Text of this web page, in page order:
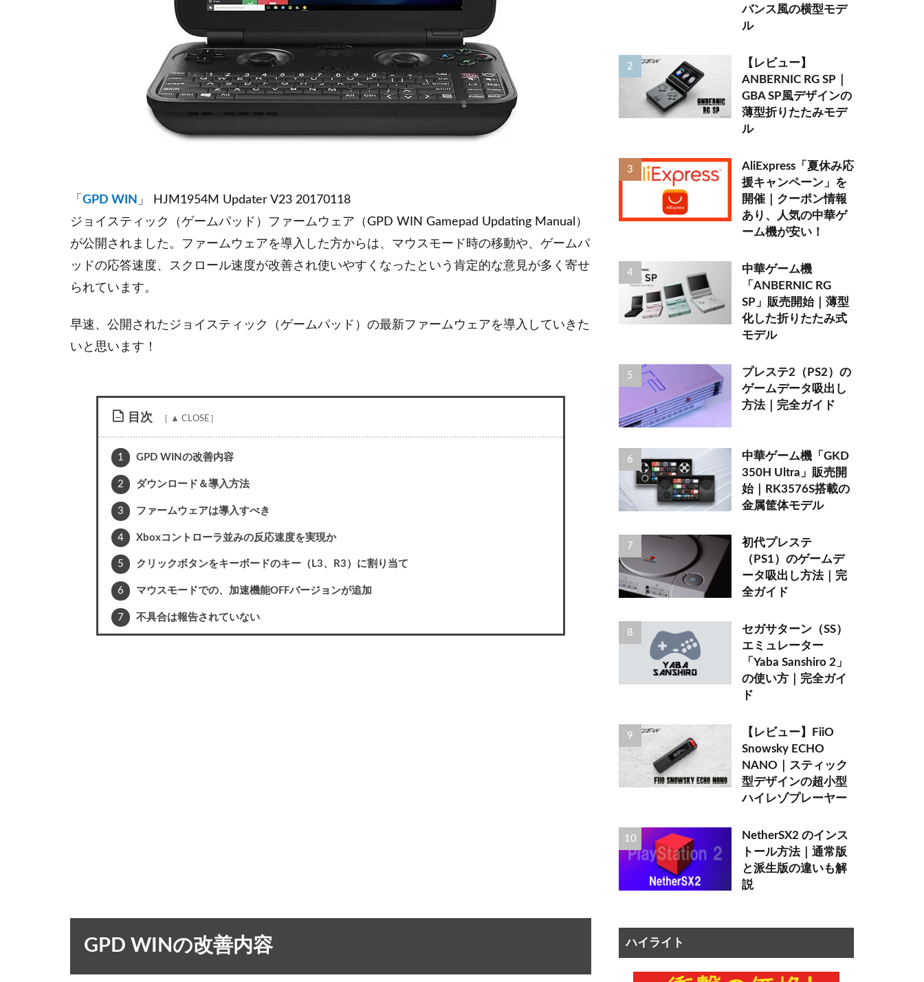
「 GPD WIN 」 HJM1954M Updater V23 20170118
ジョイスティック（ゲームパッド）ファームウェア（GPD WIN Gamepad Updating Manual）
が公開されました。ファームウェアを導入した方からは、マウスモード時の移動や、ゲームパ
ッドの応答速度、スクロール速度が改善され使いやすくなったという肯定的な意見が多く寄せ
られています。
早速、公開されたジョイスティック（ゲームパッド）の最新ファームウェアを導入していきた
いと思います！
目次
1 GPD WINの改善内容
2 ダウンロード＆導入方法
3 ファームウェアは導入すべき
4 Xboxコントローラ並みの反応速度を実現か
5 クリックボタンをキーボードのキー（L3、R3）に割り当て
6 マウスモードでの、加速機能OFFバージョンが追加
7 不具合は報告されていない
GPD WINの改善内容
バンス風の横型モデ
ル
【レビュー】
ANBERNIC RG SP｜
GBA SP風デザインの
薄型折りたたみモデ
ル
AliExpress「夏休み応
援キャンペーン」を
開催｜クーポン情報
あり、人気の中華ゲ
ーム機が安い！
中華ゲーム機
「ANBERNIC RG
SP」販売開始｜薄型
化した折りたたみ式
モデル
プレステ2（PS2）の
ゲームデータ吸出し
方法｜完全ガイド
中華ゲーム機「GKD
350H Ultra」販売開
始｜RK3576S搭載の
金属筐体モデル
初代プレステ
（PS1）のゲームデ
ータ吸出し方法｜完
全ガイド
セガサターン（SS）
エミュレーター
「Yaba Sanshiro 2」
の使い方｜完全ガイ
ド
【レビュー】FiiO
Snowsky ECHO
NANO｜スティック
型デザインの超小型
ハイレゾプレーヤー
NetherSX2 のインス
トール方法｜通常版
と派生版の違いも解
説
ハイライト